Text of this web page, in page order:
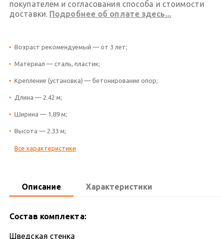
покупателем и согласования способа и стоимости
доставки. Подробнее об оплате здесь...
Возраст рекомендуемый — от 3 лет;
Материал — сталь, пластик;
Крепление (установка) — бетонирование опор;
Длина — 2.42 м;
Ширина — 1,89 м;
Высота — 2.33 м;
Все характеристики
Описание Характеристики
Состав комплекта:
Шведская стенка